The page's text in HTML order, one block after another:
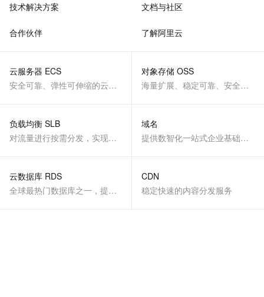
技术解决方案 文档与社区
合作伙伴 了解阿里云
云服务器 ECS
安全可靠、弹性可伸缩的云计算服务
对象存储 OSS
海量扩展、稳定可靠、安全、低成本、智能
负载均衡 SLB
对流量进行按需分发，实现应用高可用
域名
提供数智化一站式企业基础服务
云数据库 RDS
全球最热门数据库之一，提供全托管的稳定服务
CDN
稳定快速的内容分发服务